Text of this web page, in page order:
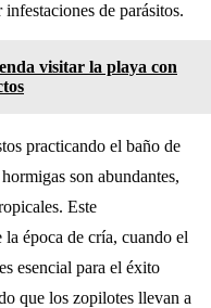
de parásitos.
visitar la playa con
practicando el baño de
son abundantes,
Este
época de cría, cuando el
esencial para el éxito
que los zopilotes llevan a